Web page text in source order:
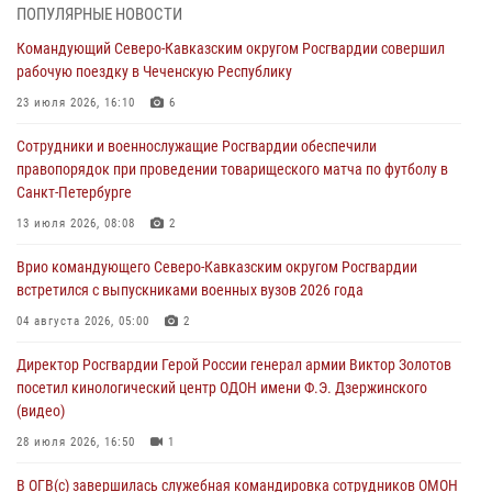
задержаны в Дагестане при силовой поддержке Росгвардии
06 августа 2026, 09:00
подозреваемые в страховом мошенничестве
06 августа 2026, 08:56 2
Офицер СОБР Росгвардии выступил на окружном юнармейском
06 августа 2026, 08:27 3
Росгвардейцы задержали стрелявшего из пускового устройства
06 августа 2026, 08:18
ПОПУЛЯРНЫЕ НОВОСТИ
Командующий Северо-Кавказским округом Росгвардии совершил
рабочую поездку в Чеченскую Республику
23 июля 2026, 16:10 6
Сотрудники и военнослужащие Росгвардии обеспечили
правопорядок при проведении товарищеского матча по футболу в
Санкт-Петербурге
13 июля 2026, 08:08 2
Врио командующего Северо-Кавказским округом Росгвардии
встретился с выпускниками военных вузов 2026 года
04 августа 2026, 05:00 2
Директор Росгвардии Герой России генерал армии Виктор Золотов
посетил кинологический центр ОДОН имени Ф.Э. Дзержинского
(видео)
28 июля 2026, 16:50 1
В ОГВ(с) завершилась служебная командировка сотрудников ОМОН